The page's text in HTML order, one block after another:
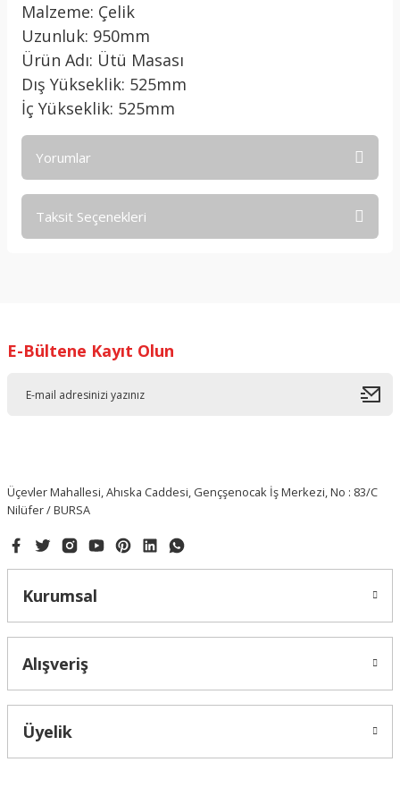
Malzeme: Çelik
Uzunluk: 950mm
Ürün Adı: Ütü Masası
Dış Yükseklik: 525mm
İç Yükseklik: 525mm
Yorumlar
Taksit Seçenekleri
E-Bültene Kayıt Olun
Üçevler Mahallesi, Ahıska Caddesi, Gençşenocak İş Merkezi, No : 83/C
Nilüfer / BURSA
Kurumsal
Alışveriş
Üyelik